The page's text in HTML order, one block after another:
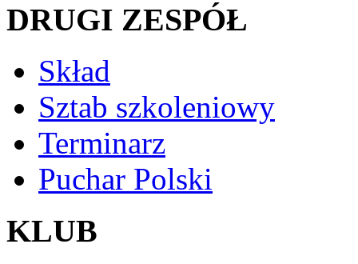
DRUGI ZESPÓŁ
Skład
Sztab szkoleniowy
Terminarz
Puchar Polski
KLUB